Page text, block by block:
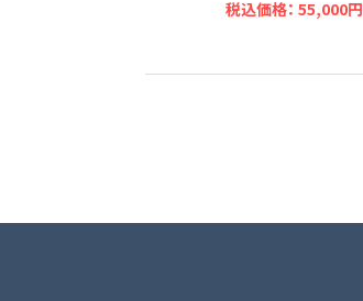
税込価格： 55,000円